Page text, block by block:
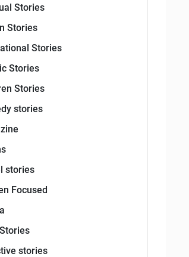
Stories
Stories
Stories
Stories
Stories
stories
stories
Focused
stories